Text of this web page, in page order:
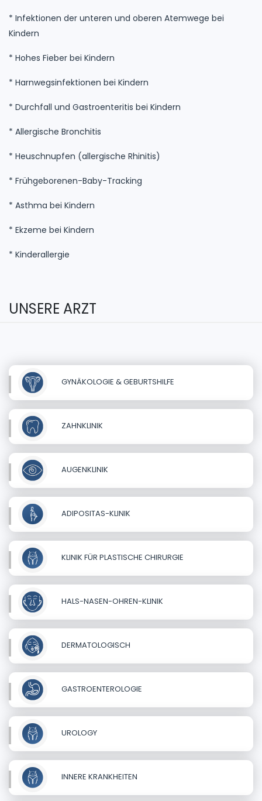
* Infektionen der unteren und oberen Atemwege bei
Kindern
* Hohes Fieber bei Kindern
* Harnwegsinfektionen bei Kindern
* Durchfall und Gastroenteritis bei Kindern
* Allergische Bronchitis
* Heuschnupfen (allergische Rhinitis)
* Frühgeborenen-Baby-Tracking
* Asthma bei Kindern
* Ekzeme bei Kindern
* Kinderallergie
UNSERE ARZT
GYNÄKOLOGIE & GEBURTSHILFE
ZAHNKLINIK
AUGENKLINIK
ADIPOSITAS-KLINIK
KLINIK FÜR PLASTISCHE CHIRURGIE
HALS-NASEN-OHREN-KLINIK
DERMATOLOGISCH
GASTROENTEROLOGIE
UROLOGY
INNERE KRANKHEITEN